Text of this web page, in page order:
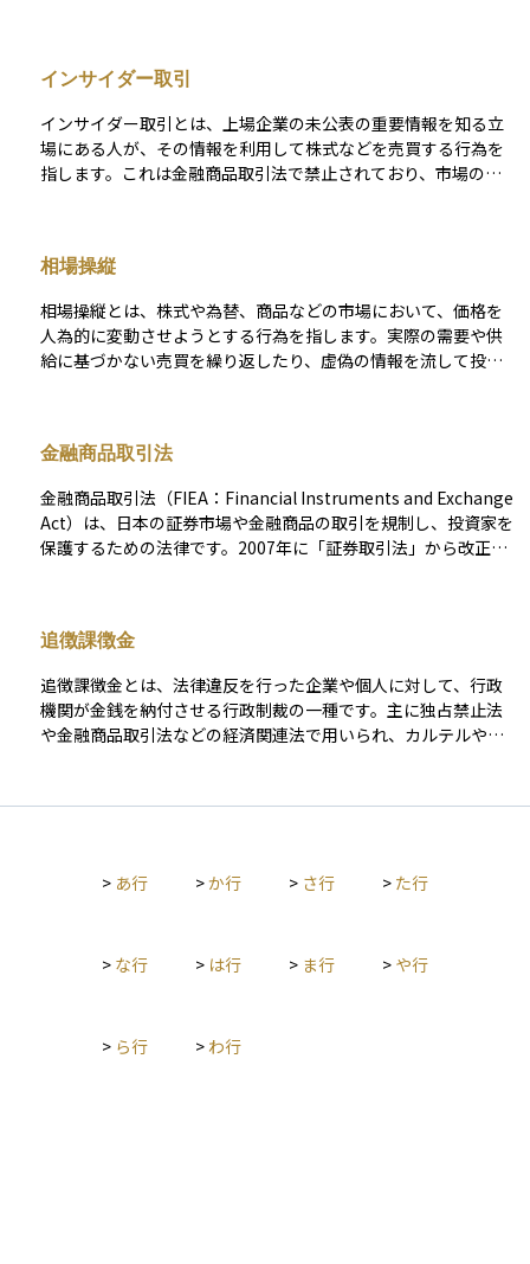
インサイダー取引
インサイダー取引とは、上場企業の未公表の重要情報を知る立
場にある人が、その情報を利用して株式などを売買する行為を
指します。これは金融商品取引法で禁止されており、市場の公
があります。これらが公表される前に、会社の役員や従業員、
関係会社、取引先などの内部関係者が株式を売買すると、公平
な取引が損なわれることになります。 さらに、こうした情報を
直接知らされていなくても、内部関係者から話を聞いた家族や
知人が、その情報をもとに株を売買した場合も「情報受領者」
ることがあるため、企業に関わる立場にある人やその周辺の人
づいた判断を心がけ、市場の信頼を損なわない行動をとること
が求められます。
相場操縦
相場操縦とは、株式や為替、商品などの市場において、価格を
人為的に変動させようとする行為を指します。実際の需要や供
給に基づかない売買を繰り返したり、虚偽の情報を流して投資
ており、違反すれば刑事罰の対象になります。相場操縦は、一
見すると一時的に利益を得られるように見えるかもしれません
が、市場全体の信頼性を損なう重大な違反行為とされていま
す。
金融商品取引法
金融商品取引法（FIEA：Financial Instruments and Exchange
Act）は、日本の証券市場や金融商品の取引を規制し、投資家を
保護するための法律です。2007年に「証券取引法」から改正・
品を対象としています。投資家保護の観点から、虚偽表示や詐
欺的な勧誘を禁止し、投資家の知識や経験に応じた適切な商品
を提供することが義務付けられています。また、市場の透明性
を確保するため、金融機関や証券会社に対して取引情報の適切
な開示を求め、公正な市場運営を実現しています。さらに、未
理解し、適切な取引を行うことが求められます。
追徴課徴金
追徴課徴金とは、法律違反を行った企業や個人に対して、行政
機関が金銭を納付させる行政制裁の一種です。主に独占禁止法
や金融商品取引法などの経済関連法で用いられ、カルテルやイ
としており、制裁的な性格を持ちます。 金額は、違反によって
> あ行 >か行 > さ行 > た行
> な行 > は行 > ま行 > や行
> ら行 > わ行